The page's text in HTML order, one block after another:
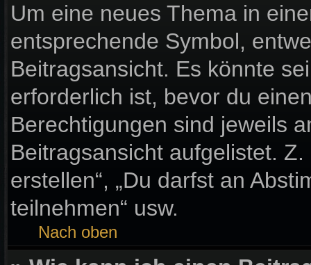
Um eine neues Thema in
entsprechende Symbol,
Beitragsansicht. Es könnte
erforderlich ist, bevor du
Berechtigungen sind jeweils
Beitragsansicht aufgelistet.
erstellen“, „Du darfst an
teilnehmen“ usw.
Nach oben